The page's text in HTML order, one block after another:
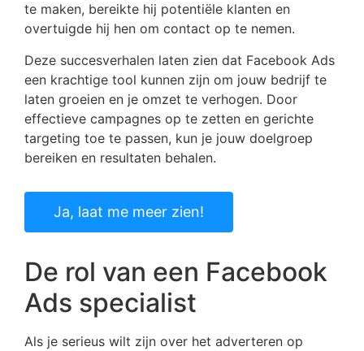
te maken, bereikte hij potentiële klanten en
overtuigde hij hen om contact op te nemen.
Deze succesverhalen laten zien dat Facebook Ads
een krachtige tool kunnen zijn om jouw bedrijf te
laten groeien en je omzet te verhogen. Door
effectieve campagnes op te zetten en gerichte
targeting toe te passen, kun je jouw doelgroep
bereiken en resultaten behalen.
Ja, laat me meer zien!
De rol van een Facebook
Ads specialist
Als je serieus wilt zijn over het adverteren op